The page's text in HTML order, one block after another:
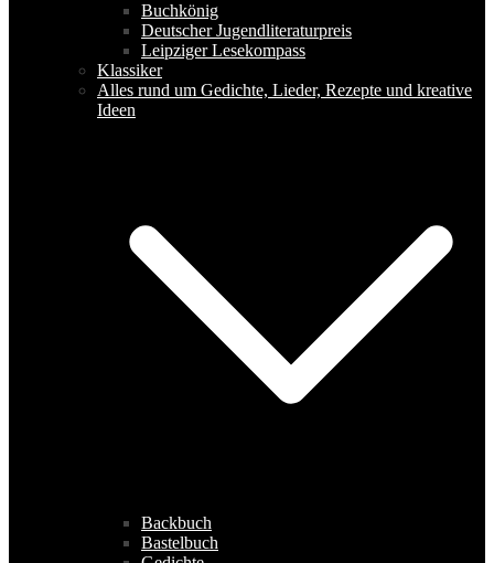
Buchkönig
Deutscher Jugendliteraturpreis
Leipziger Lesekompass
Klassiker
Alles rund um Gedichte, Lieder, Rezepte und kreative
Ideen
Backbuch
Bastelbuch